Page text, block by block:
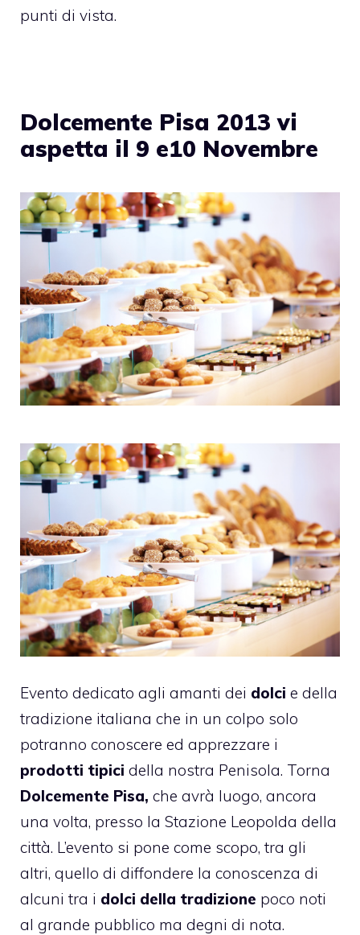
punti di vista.
Dolcemente Pisa 2013 vi
aspetta il 9 e10 Novembre
Evento dedicato agli amanti dei dolci e della
tradizione italiana che in un colpo solo
potranno conoscere ed apprezzare i
prodotti tipici della nostra Penisola. Torna
Dolcemente Pisa, che avrà luogo, ancora
una volta, presso la Stazione Leopolda della
città. L’evento si pone come scopo, tra gli
altri, quello di diffondere la conoscenza di
alcuni tra i dolci della tradizione poco noti
al grande pubblico ma degni di nota.